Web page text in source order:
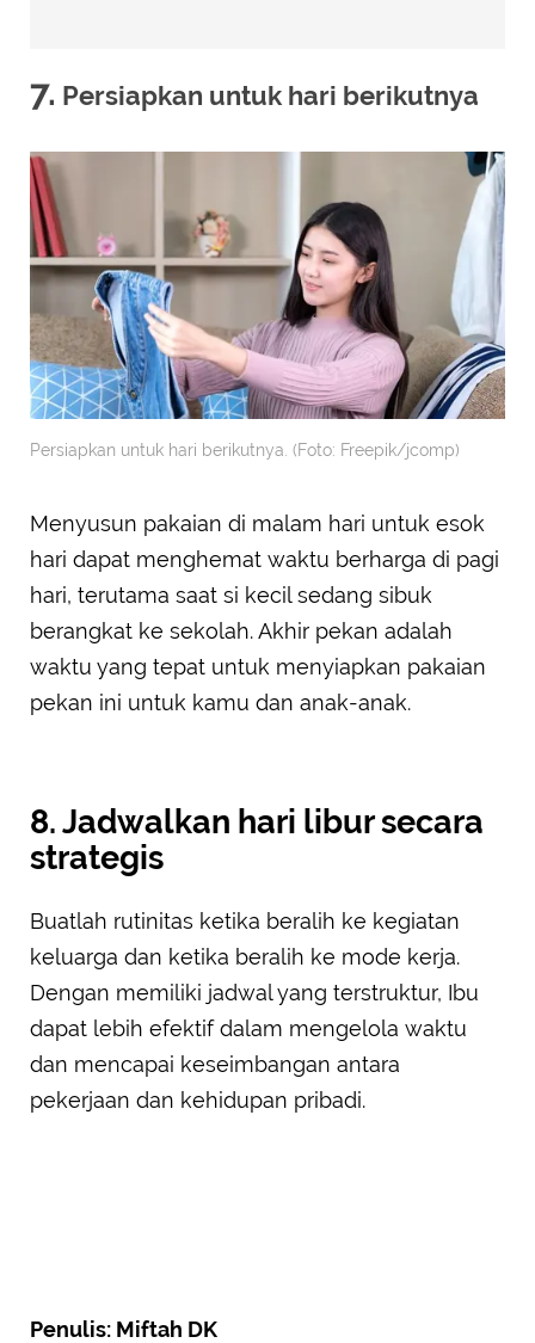
7. Persiapkan untuk hari berikutnya
Persiapkan untuk hari berikutnya. (Foto: Freepik/jcomp)
Menyusun pakaian di malam hari untuk esok
hari dapat menghemat waktu berharga di pagi
hari, terutama saat si kecil sedang sibuk
berangkat ke sekolah. Akhir pekan adalah
waktu yang tepat untuk menyiapkan pakaian
pekan ini untuk kamu dan anak-anak.
8. Jadwalkan hari libur secara
strategis
Buatlah rutinitas ketika beralih ke kegiatan
keluarga dan ketika beralih ke mode kerja.
Dengan memiliki jadwal yang terstruktur, Ibu
dapat lebih efektif dalam mengelola waktu
dan mencapai keseimbangan antara
pekerjaan dan kehidupan pribadi.
Penulis: Miftah DK